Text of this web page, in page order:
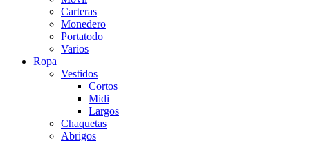
Carteras
Monedero
Portatodo
Varios
Ropa
Vestidos
Cortos
Midi
Largos
Chaquetas
Abrigos